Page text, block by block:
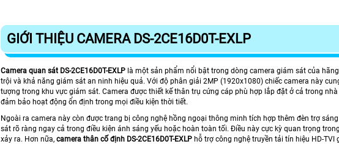
GIỚI THIỆU CAMERA DS-2CE16D0T-EXLP
Camera quan sát DS-2CE16D0T-EXLP là một sản phẩm nổi bật trong dòng camera giám sát của
trội và khả năng giám sát an ninh hiệu quả. Với độ phân giải 2MP (1920x1080) chiếc camera này
tượng trong khu vực giám sát. Camera được thiết kế thân trụ cứng cáp phù hợp lắp đặt ở cả trong
đảm bảo hoạt động ổn định trong mọi điều kiện thời tiết.
Ngoài ra camera này còn được trang bị công nghệ hồng ngoại thông minh tích hợp thêm đèn trợ
sát rõ ràng ngay cả trong điều kiện ánh sáng yếu hoặc hoàn toàn tối. Điều này cực kỳ quan trọng
xảy ra. Hơn nữa, camera thân cố định DS-2CE16D0T-EXLP hỗ trợ công nghệ truyền tải tín hiệu HD-